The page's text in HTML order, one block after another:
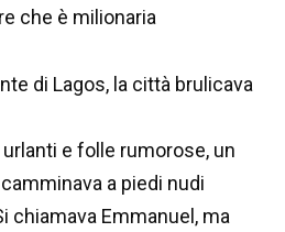
che è milionaria
di Lagos, la città brulicava
e folle rumorose, un
a piedi nudi
chiamava Emmanuel, ma